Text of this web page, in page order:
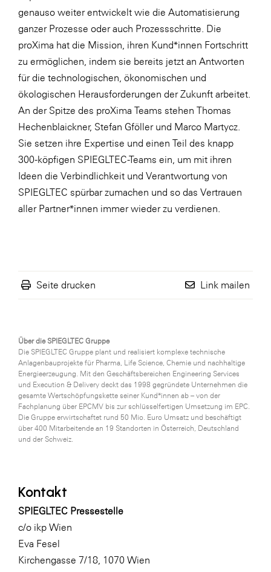
WK UBIT
Zühlke
Media
genauso weiter entwickelt wie die Automatisierung
ganzer Prozesse oder auch Prozessschritte. Die
proXima hat die Mission, ihren Kund*innen Fortschritt
zu ermöglichen, indem sie bereits jetzt an Antworten
für die technologischen, ökonomischen und
ökologischen Herausforderungen der Zukunft arbeitet.
An der Spitze des proXima Teams stehen Thomas
Hechenblaickner, Stefan Gföller und Marco Martycz.
Sie setzen ihre Expertise und einen Teil des knapp
300-köpfigen SPIEGLTEC-Teams ein, um mit ihren
Ideen die Verbindlichkeit und Verantwortung von
SPIEGLTEC spürbar zumachen und so das Vertrauen
aller Partner*innen immer wieder zu verdienen.
Seite drucken Link mailen
Über die SPIEGLTEC Gruppe
Die SPIEGLTEC Gruppe plant und realisiert komplexe technische
Anlagenbauprojekte für Pharma, Life Science, Chemie und nachhaltige
Energieerzeugung. Mit den Geschäftsbereichen Engineering Services
und Execution & Delivery deckt das 1998 gegründete Unternehmen die
gesamte Wertschöpfungskette seiner Kund*innen ab – von der
Fachplanung über EPCMV bis zur schlüsselfertigen Umsetzung im EPC.
Die Gruppe erwirtschaftet rund 50 Mio. Euro Umsatz und beschäftigt
über 400 Mitarbeitende an 19 Standorten in Österreich, Deutschland
und der Schweiz.
Kontakt
SPIEGLTEC Pressestelle
c/o ikp Wien
Eva Fesel
Kirchengasse 7/18, 1070 Wien